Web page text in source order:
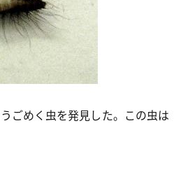
ごめく虫を発見した。この虫は